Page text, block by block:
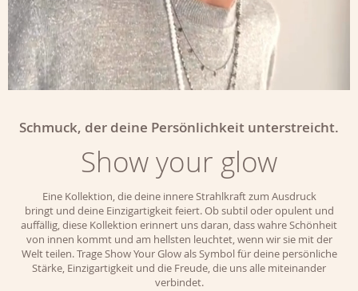
Schmuck, der deine Persönlichkeit unterstreicht.
Show your glow
Eine Kollektion, die deine innere Strahlkraft zum Ausdruck
bringt und deine Einzigartigkeit feiert. Ob subtil oder opulent und
auffällig, diese Kollektion erinnert uns daran, dass wahre Schönheit
von innen kommt und am hellsten leuchtet, wenn wir sie mit der
Welt teilen. Trage Show Your Glow als Symbol für deine persönliche
Stärke, Einzigartigkeit und die Freude, die uns alle miteinander
verbindet.